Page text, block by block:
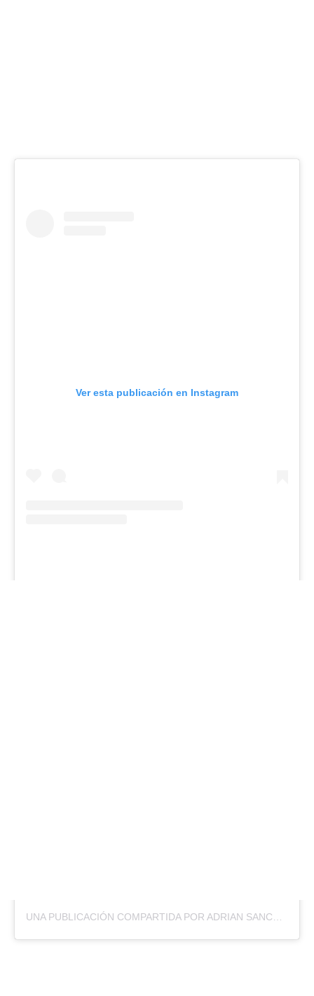
Ver esta publicación en Instagram